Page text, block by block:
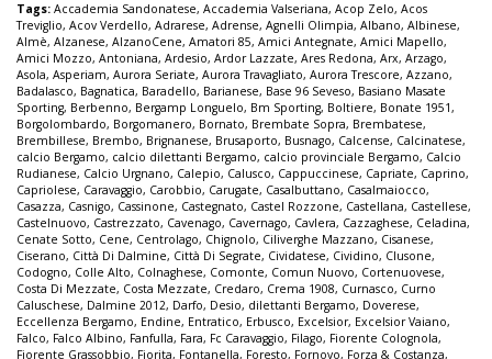
Tags: Accademia Sandonatese, Accademia Valseriana, Acop Zelo, Acos
Treviglio, Acov Verdello, Adrarese, Adrense, Agnelli Olimpia, Albano, Albinese,
Almè, Alzanese, AlzanoCene, Amatori 85, Amici Antegnate, Amici Mapello,
Amici Mozzo, Antoniana, Ardesio, Ardor Lazzate, Ares Redona, Arx, Arzago,
Asola, Asperiam, Aurora Seriate, Aurora Travagliato, Aurora Trescore, Azzano,
Badalasco, Bagnatica, Baradello, Barianese, Base 96 Seveso, Basiano Masate
Sporting, Berbenno, Bergamp Longuelo, Bm Sporting, Boltiere, Bonate 1951,
Borgolombardo, Borgomanero, Bornato, Brembate Sopra, Brembatese,
Brembillese, Brembo, Brignanese, Brusaporto, Busnago, Calcense, Calcinatese,
calcio Bergamo, calcio dilettanti Bergamo, calcio provinciale Bergamo, Calcio
Rudianese, Calcio Urgnano, Calepio, Calusco, Cappuccinese, Capriate, Caprino,
Capriolese, Caravaggio, Carobbio, Carugate, Casalbuttano, Casalmaiocco,
Casazza, Casnigo, Cassinone, Castegnato, Castel Rozzone, Castellana, Castellese,
Castelnuovo, Castrezzato, Cavenago, Cavernago, Cavlera, Cazzaghese, Celadina,
Cenate Sotto, Cene, Centrolago, Chignolo, Ciliverghe Mazzano, Cisanese,
Ciserano, Città Di Dalmine, Città Di Segrate, Cividatese, Cividino, Clusone,
Codogno, Colle Alto, Colnaghese, Comonte, Comun Nuovo, Cortenuovese,
Costa Di Mezzate, Costa Mezzate, Credaro, Crema 1908, Curnasco, Curno
Caluschese, Dalmine 2012, Darfo, Desio, dilettanti Bergamo, Doverese,
Eccellenza Bergamo, Endine, Entratico, Erbusco, Excelsior, Excelsior Vaiano,
Falco, Falco Albino, Fanfulla, Fara, Fc Caravaggio, Filago, Fiorente Colognola,
Fiorente Grassobbio, Fiorita, Fontanella, Foresto, Fornovo, Forza & Costanza,